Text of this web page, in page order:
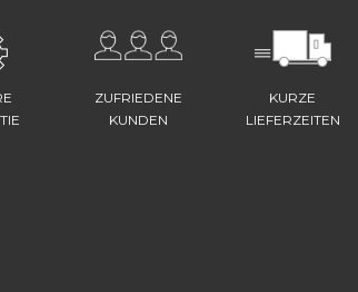
ZUFRIEDENE
KUNDEN
KURZE
LIEFERZEITEN